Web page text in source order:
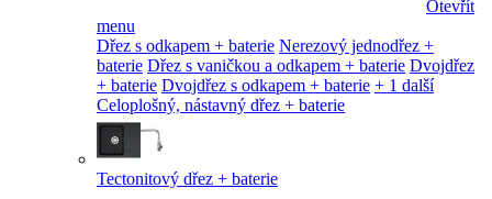
Otevřít
menu
Dřez s odkapem + baterie Nerezový jednodřez +
baterie Dřez s vaničkou a odkapem + baterie Dvojdřez
+ baterie Dvojdřez s odkapem + baterie + 1 další
Celoplošný, nástavný dřez + baterie
Tectonitový dřez + baterie